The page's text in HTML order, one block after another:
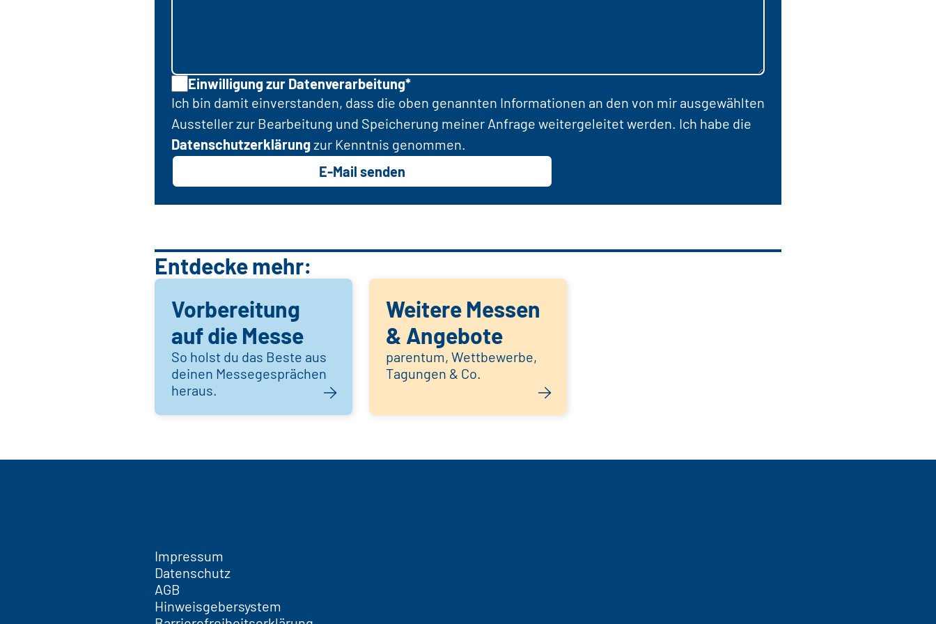
Einwilligung zur Datenverarbeitung*
Ich bin damit einverstanden, dass die oben genannten Informationen an den von mir ausgewählten
Aussteller zur Bearbeitung und Speicherung meiner Anfrage weitergeleitet werden. Ich habe die
Datenschutzerklärungzur Kenntnis genommen.
E-Mail senden
Entdecke mehr:
Vorbereitung
auf die Messe
So holst du das Beste aus
deinen Messegesprächen
heraus.
Weitere Messen
& Angebote
parentum, Wettbewerbe,
Tagungen & Co.
Impressum
Datenschutz
AGB
Hinweisgebersystem